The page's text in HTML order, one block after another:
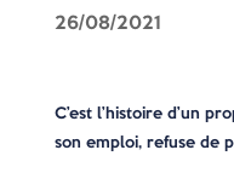
26/08/2021
C’est l’histoire d’un
son emploi, refuse de